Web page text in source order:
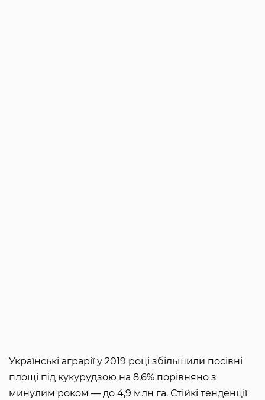
Українські аграрії у 2019 році збільшили посівні
площі під кукурудзою на 8,6% порівняно з
минулим роком — до 4,9 млн га. Стійкі тенденції